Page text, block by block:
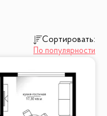
Сортировать:
По популярности